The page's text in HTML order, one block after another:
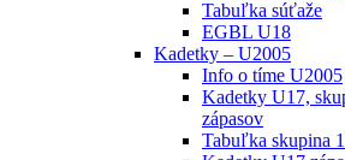
Tabuľka súťaže
EGBL U18
Kadetky – U2005
Info o tíme U2005
Kadetky U17,
zápasov
Tabuľka skupina